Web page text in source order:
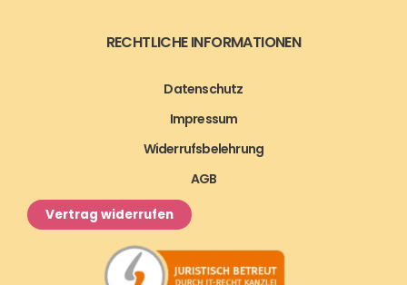
RECHTLICHE INFORMATIONEN
Datenschutz
Impressum
Widerrufsbelehrung
AGB
Vertrag widerrufen